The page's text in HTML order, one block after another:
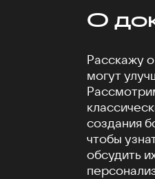
О
Расскажу
могут
создания
чтобы
обсудить